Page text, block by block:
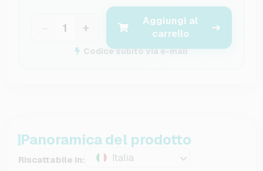
+
Aggiungi al
carrello
Codice subito via e-mail
Panoramica del prodotto
Riscattabile in: Italia